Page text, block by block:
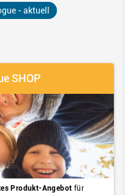
- aktuell
SHOP
Produkt-Angebot für